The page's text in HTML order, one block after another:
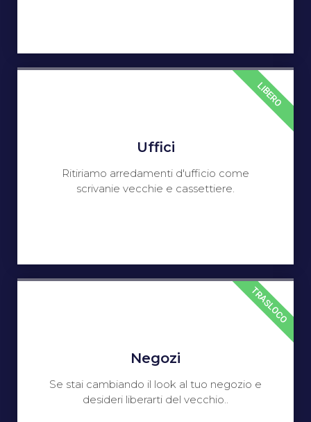
Uffici
Ritiriamo arredamenti d'ufficio come
scrivanie vecchie e cassettiere.
LIBERO
Negozi
Se stai cambiando il look al tuo negozio e
desideri liberarti del vecchio..
TRASLOCO